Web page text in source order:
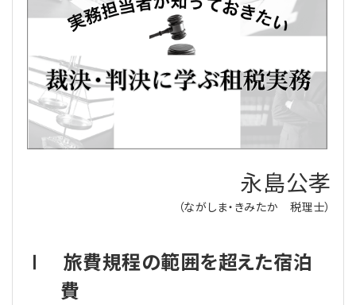
理事会
理事・監事
評議員
法改正-法人運営
会計・税務
会計処理
寄附
電子帳簿保存法
労務管理
給与計算
法務
利益相反取引
経営
経営
カレンダー
NEWS・TOPIC・特報
【連載】これからの時代の資産運用
【連載】採用・定着・育成のための人事戦略
【連載】事例に学ぶ立入検査で想定される指摘事項
公益・一般法人オンラインとは
登録案内
永島公孝
（ながしま・きみたか 税理士）
Ⅰ 旅費規程の範囲を超えた宿泊
費